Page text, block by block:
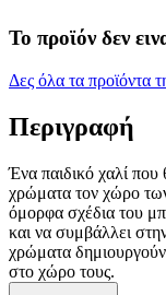
Το προϊόν δεν
Δες όλα τα προϊόντα
Περιγραφή
Ένα παιδικό χαλί
χρώματα τον χώρο
όμορφα σχέδια του
και να συμβάλλει
χρώματα δημιουργούν
στο χώρο τους.